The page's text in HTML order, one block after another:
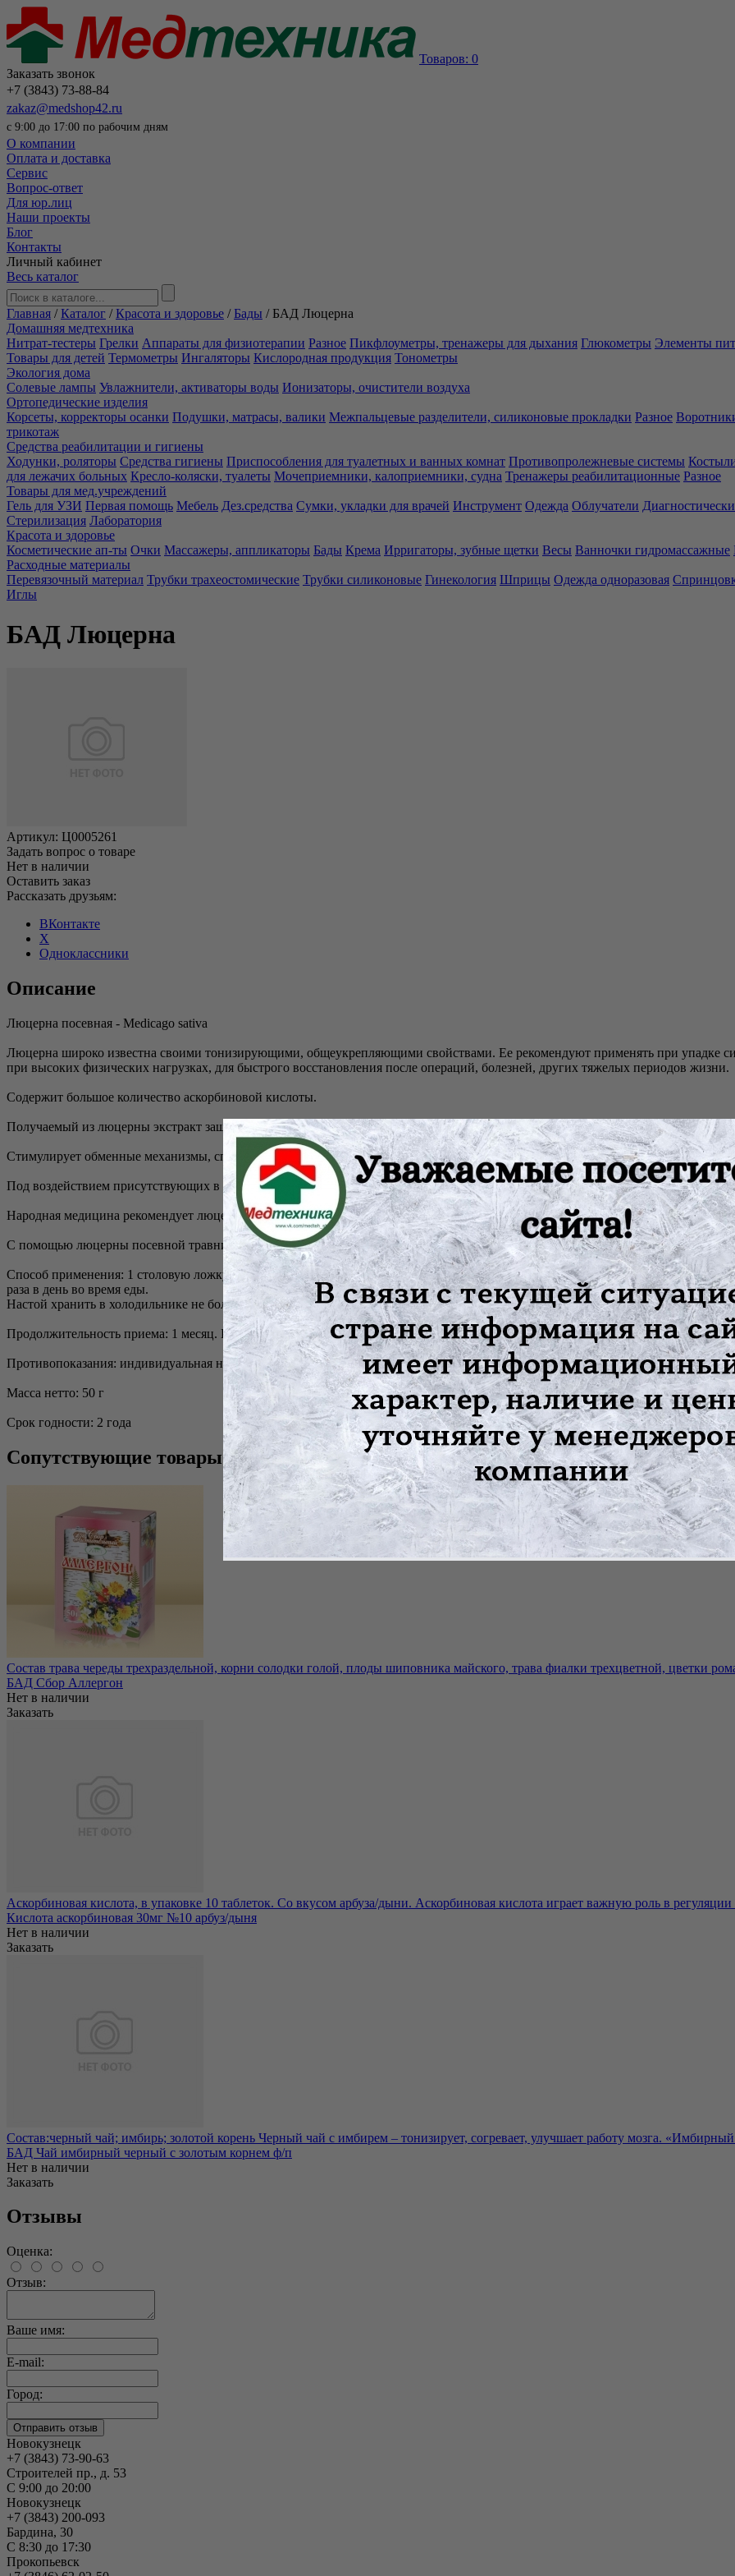
Товаров: 0
Заказать звонок
+7 (3843) 73-88-84
zakaz@medshop42.ru
с 9:00 до 17:00 по рабочим дням
О компании
Оплата и доставка
Сервис
Вопрос-ответ
Для юр.лиц
Наши проекты
Блог
Контакты
Личный кабинет
Весь каталог
Главная /Каталог /Красота и здоровье / Бады / БАД Люцерна
Домашняя медтехника
Нитрат-тестеры Грелки Аппараты для физиотерапии Разное Пикфлоуметры, тренажеры для дыхания Глюкометры Элементы
Товары для детей Термометры Ингаляторы Кислородная продукция Тонометры
Экология дома
Солевые лампы Увлажнители, активаторы воды Ионизаторы, очистители воздуха
Ортопедические изделия
Корсеты, корректоры осанки Подушки, матрасы, валики Межпальцевые разделители, силиконовые прокладки Разное
трикотаж
Средства реабилитации и гигиены
Ходунки, роляторы Средства гигиены Приспособления для туалетных и ванных комнат Противопролежневые системы
для лежачих больных Кресло-коляски, туалеты Мочеприемники, калоприемники, судна Тренажеры реабилитационные Разное
Товары для мед.учреждений
Гель для УЗИ Первая помощь Мебель Дез.средства Сумки, укладки для врачей Инструмент Одежда Облучатели
Стерилизация Лаборатория
Красота и здоровье
Косметические ап-ты Очки Массажеры, аппликаторы Бады Крема Ирригаторы, зубные щетки Весы Ванночки гидромассажные
Расходные материалы
Перевязочный материал Трубки трахеостомические Трубки силиконовые Гинекология Шприцы Одежда одноразовая
Иглы
БАД Люцерна
Артикул: Ц0005261
Задать вопрос о товаре
Нет в наличии
Оставить заказ
Рассказать друзьям:
ВКонтакте
X
Одноклассники
Описание
Люцерна посевная - Medicago sativa
Люцерна широко известна своими тонизирующими, общеукрепляющими свойствами. Ее рекомендуют применять при упадке
при высоких физических нагрузках, для быстрого восстановления после операций, болезней, других тяжелых периодов жизни.
Содержит большое количество аскорбиновой кислоты.
Получаемый из люцерны экстракт защищает от радиоактивных поражений, солнечных ожогов, негативного химического
Стимулирует обменные механизмы, способствует быстрому снятию интоксикации.
Под воздействием присутствующих в составе активных элементов (фитоэстрогенов) люцерна оказывает влияние на
Народная медицина рекомендует люцерну при ожирении, хронической усталости, потере жизненных сил, сосудистых
С помощью люцерны посевной травники лечат алкоголизм, нарушения функции щитовидной железы и даже сахарный диабет.
Способ применения: 1 столовую ложку измельченного растительного сырья залить 1 стаканом кипятка, накрыть крышкой,
раза в день во время еды.
Настой хранить в холодильнике не более 2-х суток.
Продолжительность приема: 1 месяц. При необходимости курс можно повторять 3-4 раза в год.
Противопоказания: индивидуальная непереносимость компонентов, беременность, кормление грудью.
Масса нетто: 50 г
Срок годности: 2 года
Сопутствующие товары
Состав трава череды трехраздельной, корни солодки голой, плоды шиповника майского, трава фиалки трехцветной, цветки
БАД Сбор Аллергон
Нет в наличии
Заказать
Аскорбиновая кислота, в упаковке 10 таблеток. Со вкусом арбуза/дыни. Аскорбиновая кислота играет важную роль в регуляции
Кислота аскорбиновая 30мг №10 арбуз/дыня
Нет в наличии
Заказать
Состав:черный чай; имбирь; золотой корень Черный чай с имбирем – тонизирует, согревает, улучшает работу мозга.
БАД Чай имбирный черный с золотым корнем ф/п
Нет в наличии
Заказать
Отзывы
Оценка:
Отзыв:
Ваше имя:
E-mail:
Город:
Новокузнецк
+7 (3843) 73-90-63
Строителей пр., д. 53
С 9:00 до 20:00
Новокузнецк
+7 (3843) 200-093
Бардина, 30
С 8:30 до 17:30
Прокопьевск